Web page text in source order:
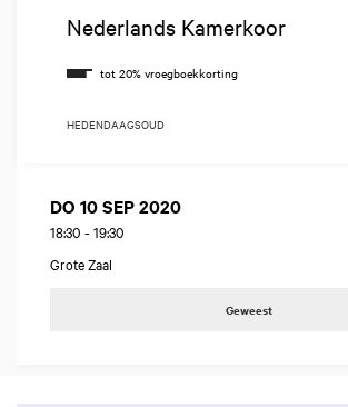
Nederlands Kamerkoor
HEDENDAAGSOUD
DO 10 SEP 2020
18:30 - 19:30
Grote Zaal
Geweest